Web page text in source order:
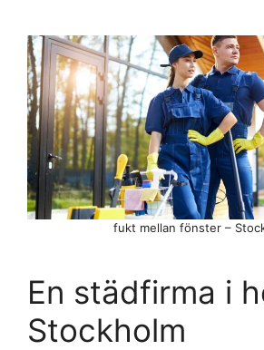
En städfirma i
Stockholm
fukt mellan fönster –